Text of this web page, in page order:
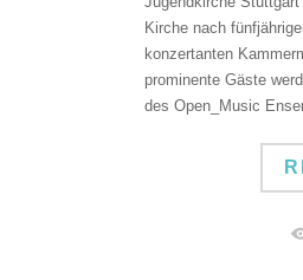
Kirche nach
konzertanten
prominente Gäste
des Open_Music